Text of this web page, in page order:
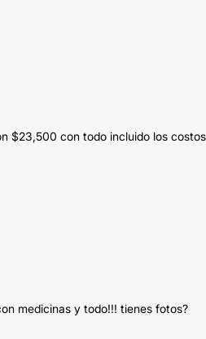
$23,500 con todo incluido los
medicinas y todo!!! tienes fotos?